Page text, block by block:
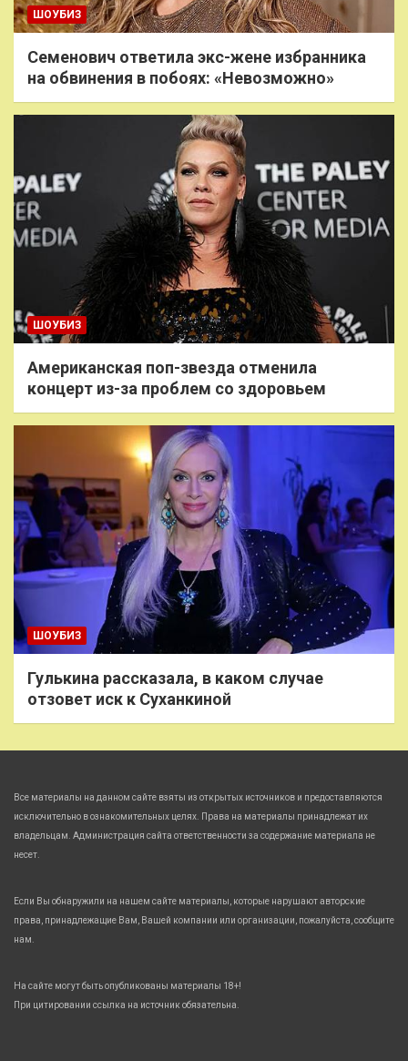
ШОУБИЗ
Семенович ответила экс-жене избранника
на обвинения в побоях: «Невозможно»
ШОУБИЗ
Американская поп-звезда отменила
концерт из-за проблем со здоровьем
ШОУБИЗ
Гулькина рассказала, в каком случае
отзовет иск к Суханкиной
Все материалы на данном сайте взяты из открытых источников и предоставляются
исключительно в ознакомительных целях. Права на материалы принадлежат их
владельцам. Администрация сайта ответственности за содержание материала не
несет.
Если Вы обнаружили на нашем сайте материалы, которые нарушают авторские
права, принадлежащие Вам, Вашей компании или организации, пожалуйста, сообщите
нам.
На сайте могут быть опубликованы материалы 18+!
При цитировании ссылка на источник обязательна.